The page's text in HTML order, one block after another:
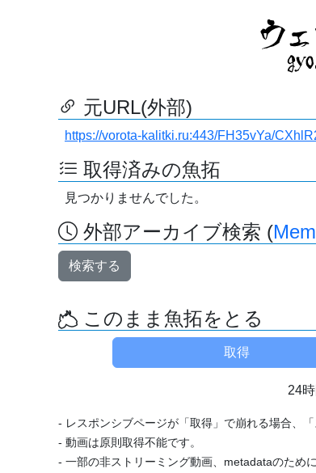
元URL(外部)
https://vorota-kalitki.ru:443/FH35vYa/
取得済みの魚拓
見つかりませんでした。
外部アーカイブ検索 (
検索する
このまま魚拓をとる
24
- レスポンシブページが「取得」で崩れる場合、
- 動画は原則取得不能です。
- 一部の非ストリーミング動画、metadataのため